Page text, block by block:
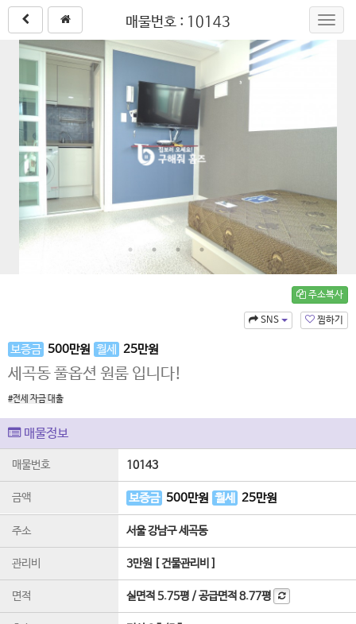
매물번호 : 10143
주소복사
찜하기
SNS
보증금 500만원 월세 25만원
세곡동 풀옵션 원룸 입니다!
#전세 자금 대출
매물정보
매물번호 10143
금액 보증금 500만원 월세 25만원
주소 서울 강남구 세곡동
관리비 3만원 [ 건물관리비 ]
면적 실면적5.75평 /공급면적8.77평